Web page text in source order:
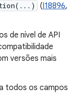
(I18896,
de nível de API
versões mais
todos os campos